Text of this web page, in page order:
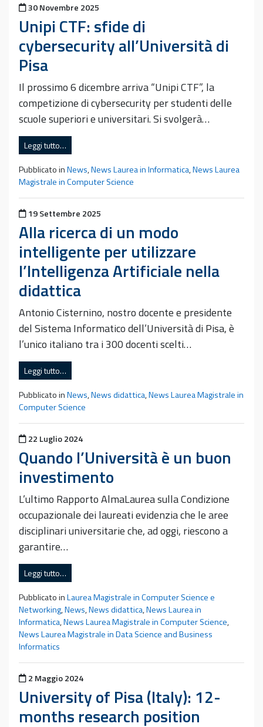
Pubblicato il
30 Novembre 2025
Unipi CTF: sfide di
cybersecurity all’Università di
Pisa
Il prossimo 6 dicembre arriva “Unipi CTF”, la
competizione di cybersecurity per studenti delle
scuole superiori e universitari. Si svolgerà…
Leggi tutto…
Pubblicato inNews,News Laurea in Informatica,News Laurea
Magistrale in Computer Science
Pubblicato il
19 Settembre 2025
Alla ricerca di un modo
intelligente per utilizzare
l’Intelligenza Artificiale nella
didattica
Antonio Cisternino, nostro docente e presidente
del Sistema Informatico dell’Università di Pisa, è
l’unico italiano tra i 300 docenti scelti…
Leggi tutto…
Pubblicato inNews,News didattica,News Laurea Magistrale in
Computer Science
Pubblicato il
22 Luglio 2024
Quando l’Università è un buon
investimento
L’ultimo Rapporto AlmaLaurea sulla Condizione
occupazionale dei laureati evidenzia che le aree
disciplinari universitarie che, ad oggi, riescono a
garantire…
Leggi tutto…
Pubblicato inLaurea Magistrale in Computer Science e
Networking,News,News didattica,News Laurea in
Informatica,News Laurea Magistrale in Computer Science,
News Laurea Magistrale in Data Science and Business
Informatics
Pubblicato il
2 Maggio 2024
University of Pisa (Italy): 12-
months research position